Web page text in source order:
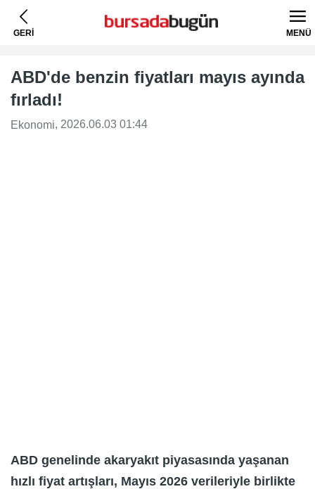
GERİ MENÜ
ABD'de benzin fiyatları mayıs ayında
fırladı!
Ekonomi, 2026.06.03 01:44
ABD genelinde akaryakıt piyasasında yaşanan
hızlı fiyat artışları, Mayıs 2026 verileriyle birlikte